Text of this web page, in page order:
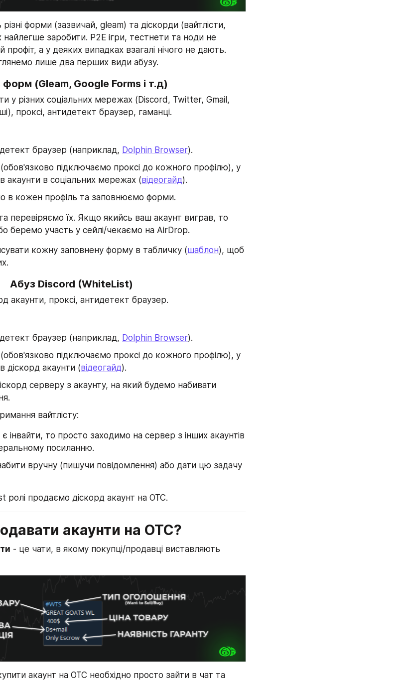
форми (зазвичай, gleam) та діскорди (вайтлісти,
заробити. P2E ігри, тестнети та ноди не
а у деяких випадках взагалі нічого не дають.
лише два перших види абузу.
(Gleam, Google Forms і т.д)
у різних соціальних мережах (Discord, Twitter, Gmail,
проксі, антидетект браузер, гаманці.
браузер (наприклад, Dolphin Browser).
підключаємо проксі до кожного профілю), у
акаунти в соціальних мережах (відеогайд).
в кожен профіль та заповнюємо форми.
перевіряємо їх. Якщо якийсь ваш акаунт виграв, то
беремо участь у сейлі/чекаємо на AirDrop.
кожну заповнену форму в табличку (шаблон), щоб
Абуз Discord (WhiteList)
акаунти, проксі, антидетект браузер.
браузер (наприклад, Dolphin Browser).
підключаємо проксі до кожного профілю), у
діскорд акаунти (відеогайд).
серверу з акаунту, на який будемо набивати
вайтлісту:
інвайти, то просто заходимо на сервер з інших акаунтів
посиланню.
вручну (пишучи повідомлення) або дати цю задачу
ролі продаємо діскорд акаунт на OTC.
акаунти на OTC?
- це чати, в якому покупці/продавці виставляють
акаунт на OTC необхідно просто зайти в чат та